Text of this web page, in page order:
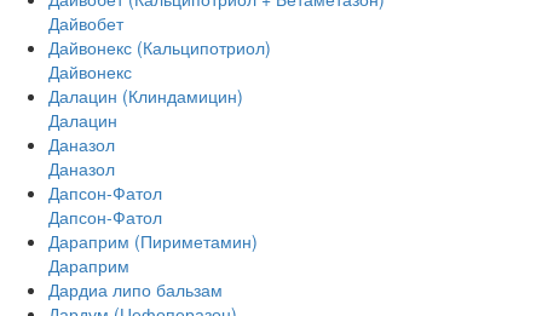
Дайвобет
Дайвонекс (Кальципотриол)
Дайвонекс
Далацин (Клиндамицин)
Далацин
Даназол
Даназол
Дапсон-Фатол
Дапсон-Фатол
Дараприм (Пириметамин)
Дараприм
Дардиа липо бальзам